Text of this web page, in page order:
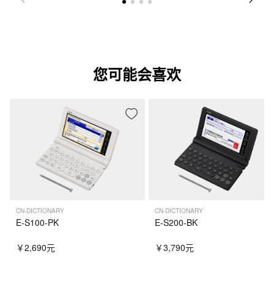
您可能会喜欢
CN-DICTIONARY
E-S100-PK
￥2,690元
CN-DICTIONARY
E-S200-BK
￥3,790元